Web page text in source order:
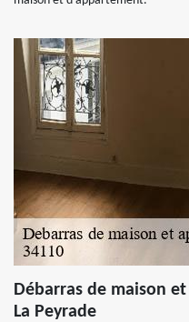
Débarras de maison
La Peyrade